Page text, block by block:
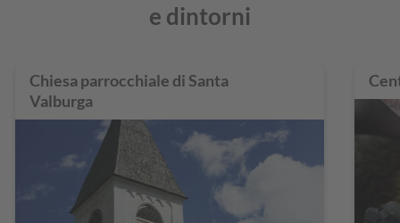
e dintorni
Chiesa parrocchiale di Santa
Valburga